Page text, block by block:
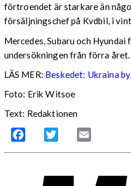
förtroendet är starkare än
försäljningschef på Kvdbil, i
Mercedes, Subaru och
undersökningen från förra året.
LÄS MER: Beskedet: Ukraina
Foto: Erik Witsoe
Text: Redaktionen
Facebook Twitter